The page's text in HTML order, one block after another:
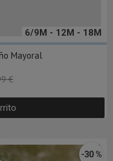
6/9M - 12M - 18M
Mayoral
€
-30 %